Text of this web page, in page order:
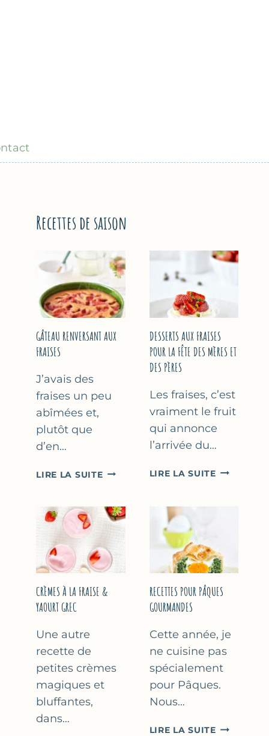
Recettes de saison
GÂTEAU RENVERSANT AUX
FRAISES
J’avais des
fraises un peu
abîmées et,
plutôt que
d’en…
LIRE LA SUITEGÂTEAU
FRAISES
DESSERTS AUX FRAISES
POUR LA FÊTE DES MÈRES ET
DES PÈRES
Les fraises, c’est
vraiment le fruit
qui annonce
l’arrivée du…
LIRE LA SUITEDESSERTS
DES
MÈRES
DES
CRÈMES À LA FRAISE &
YAOURT GREC
Une autre
recette de
petites crèmes
magiques et
bluffantes,
dans…
RECETTES POUR PÂQUES
GOURMANDES
Cette année, je
ne cuisine pas
spécialement
pour Pâques.
Nous…
LIRE LA SUITERECETTES